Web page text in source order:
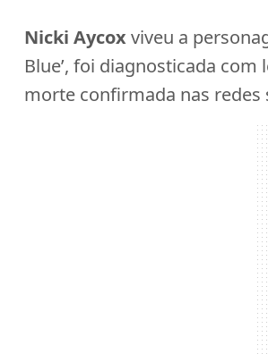
Nicki Aycoxviveu a
Blue’, foi diagnosticada
morte confirmada nas redes